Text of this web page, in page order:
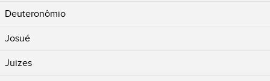
Deuteronômio
Josué
Juizes